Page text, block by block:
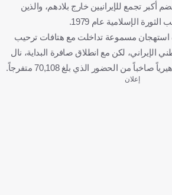
أكبر تجمع للإيرانيين خارج بلادهم، والذين
الإسلامية عام 1979.
مسموعة تداخلت مع هتافات ترحيب
الإيراني، لكن مع انطلاق صافرة البداية، نال
من الحضور الذي بلغ 70,108 متفرجاً.
إعلان